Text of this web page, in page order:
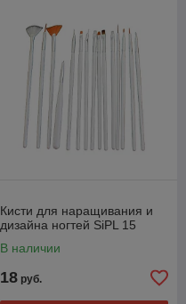
Кисти для наращивания и
дизайна ногтей SiPL 15
В наличии
18 руб.